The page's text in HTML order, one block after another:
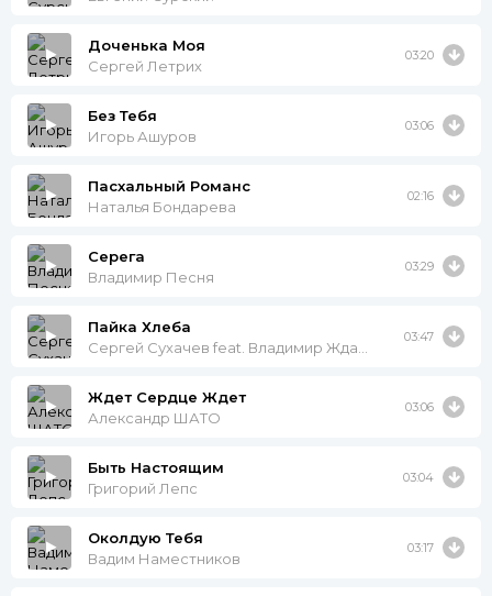
Доченька Моя
Сергей Летрих
03:20
Без Тебя
Игорь Ашуров
03:06
Пасхальный Романс
Наталья Бондарева
02:16
Серега
Владимир Песня
03:29
Пайка Хлеба
03:47
Ждет Сердце Ждет
Александр ШАТО
03:06
Быть Настоящим
Григорий Лепс
03:04
Околдую Тебя
Вадим Наместников
03:17